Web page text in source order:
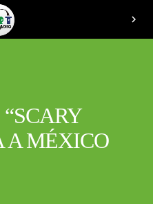
chevron_right
A MÉXICO